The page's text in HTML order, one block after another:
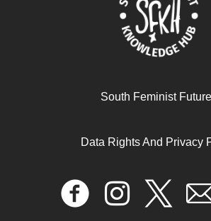
South Feminist
Data Rights And Privacy